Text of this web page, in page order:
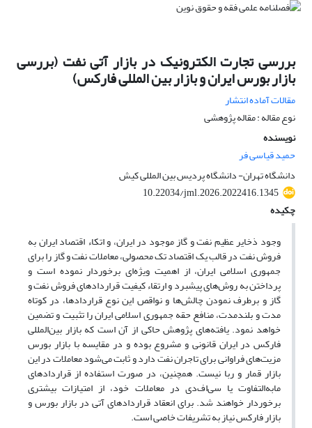
بررسی تجارت الکترونیک در بازار آتی نفت (بررسی
بازار بورس ایران و بازار بین المللی فارکس)
مقالات آماده انتشار
نوع مقاله : مقاله پژوهشی
نویسنده
حمید قیاسی فر
دانشگاه تهران- دانشگاه پردیس بین المللی کیش
10.22034/jml.2026.2022416.1345
چکیده
وجود ذخایر عظیم نفت و گاز موجود در ایران، و اتکاء اقتصاد ایران به
فروش نفت در قالب یک اقتصاد تک محصولی، معاملات نفت و گاز را برای
جمهوری اسلامی ایران، از اهمیت ویژه‌ای برخوردار نموده است و
پرداختن به روش‌های پیشبرد و ارتقاء کیفیت قراردادهای فروش نفت و
گاز و برطرف نمودن چالش‌ها و نواقص این نوع قراردادها، در کوتاه
مدت و بلندمدت، منافع حقه جمهوری اسلامی ایران را تثبیت و تضمین
خواهد نمود. یافته‌های پژوهش حاکی از آن است که بازار بین‌المللی
فارکس در ایران قانونی و مشروع بوده و در مقایسه با بازار بورس
مزیت‌های فراوانی برای تاجران نفت دارد و ثابت می‌شود معاملات در این
بازار قمار و ربا نیست. همچنین، در صورت استفاده از قراردادهای
مابه‌التفاوت یا سی‌اف‌دی در معاملات خود، از امتیازات بیشتری
برخوردار خواهند شد. برای انعقاد قراردادهای آتی در بازار بورس و
بازار فارکس نیاز به تشریفات خاصی است.